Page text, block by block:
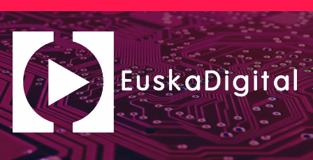
Saltar
al
contenido